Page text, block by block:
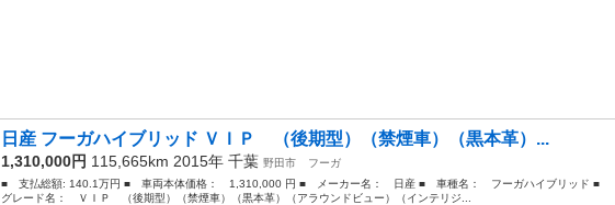
日産 フーガハイブリッド ＶＩＰ （後期型）（禁煙車）（黒本革）...
1,310,000円 115,665km 2015年 千葉 野田市
フーガ
■ 支払総額: 140.1万円 ■ 車両本体価格： 1,310,000 円 ■ メーカー名： 日産 ■ 車種名： フーガハイブリッド ■
グレード名： ＶＩＰ （後期型）（禁煙車）（黒本革）（アラウンドビュー）（インテリジ...